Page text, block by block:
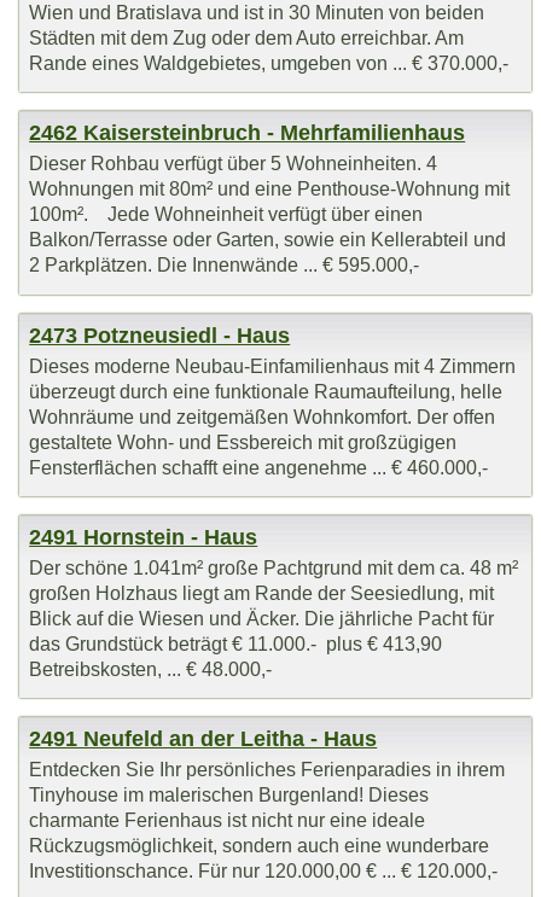
Wien und Bratislava und ist in 30 Minuten von beiden
Städten mit dem Zug oder dem Auto erreichbar. Am
Rande eines Waldgebietes, umgeben von ... € 370.000,-
2462 Kaisersteinbruch - Mehrfamilienhaus
Dieser Rohbau verfügt über 5 Wohneinheiten. 4
Wohnungen mit 80m² und eine Penthouse-Wohnung mit
100m². Jede Wohneinheit verfügt über einen
Balkon/Terrasse oder Garten, sowie ein Kellerabteil und
2 Parkplätzen. Die Innenwände ... € 595.000,-
2473 Potzneusiedl - Haus
Dieses moderne Neubau-Einfamilienhaus mit 4 Zimmern
überzeugt durch eine funktionale Raumaufteilung, helle
Wohnräume und zeitgemäßen Wohnkomfort. Der offen
gestaltete Wohn- und Essbereich mit großzügigen
Fensterflächen schafft eine angenehme ... € 460.000,-
2491 Hornstein - Haus
Der schöne 1.041m² große Pachtgrund mit dem ca. 48 m²
großen Holzhaus liegt am Rande der Seesiedlung, mit
Blick auf die Wiesen und Äcker. Die jährliche Pacht für
das Grundstück beträgt € 11.000.- plus € 413,90
Betreibskosten, ... € 48.000,-
2491 Neufeld an der Leitha - Haus
Entdecken Sie Ihr persönliches Ferienparadies in ihrem
Tinyhouse im malerischen Burgenland! Dieses
charmante Ferienhaus ist nicht nur eine ideale
Rückzugsmöglichkeit, sondern auch eine wunderbare
Investitionschance. Für nur 120.000,00 € ... € 120.000,-